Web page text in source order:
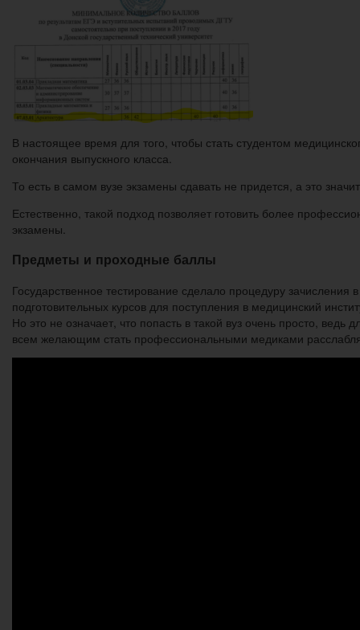
В настоящее время для того, чтобы стать студентом
окончания выпускного класса.
То есть в самом вузе экзамены сдавать не придется, а это
Естественно, такой подход позволяет готовить более
экзамены.
Предметы и проходные баллы
Государственное тестирование сделало процедуру
подготовительных курсов для поступления в медицинский
Но это не означает, что попасть в такой вуз очень просто,
всем желающим стать профессиональными медиками